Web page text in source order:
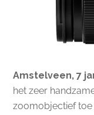
Amstelveen, 7
het zeer
zoomobjectief toe